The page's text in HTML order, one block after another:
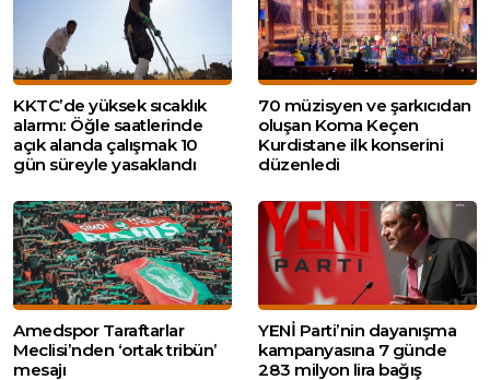
KKTC’de yüksek sıcaklık
alarmı: Öğle saatlerinde
açık alanda çalışmak 10
gün süreyle yasaklandı
70 müzisyen ve şarkıcıdan
oluşan Koma Keçen
Kurdistane ilk konserini
düzenledi
Amedspor Taraftarlar
Meclisi’nden ‘ortak tribün’
mesajı
YENİ Parti’nin dayanışma
kampanyasına 7 günde
283 milyon lira bağış